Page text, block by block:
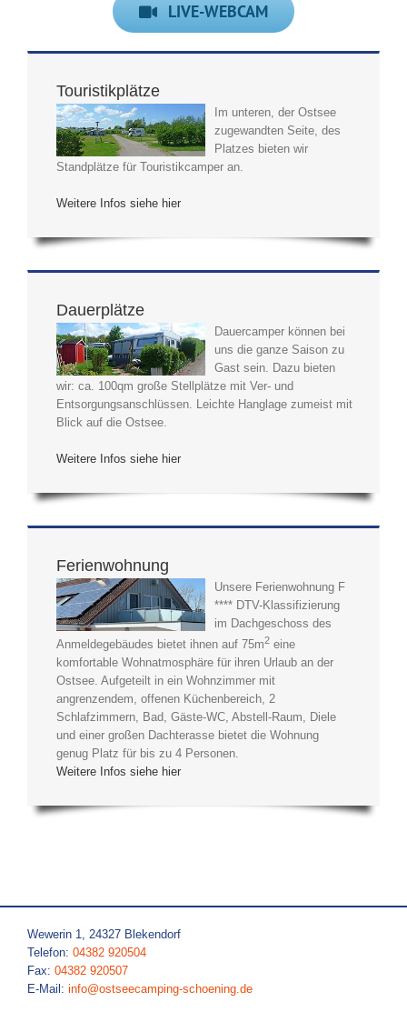
LIVE-WEBCAM
Touristikplätze
Im unteren, der Ostsee
zugewandten Seite, des
Platzes bieten wir
Standplätze für Touristikcamper an.
Weitere Infos siehe hier
Dauerplätze
Dauercamper können bei
uns die ganze Saison zu
Gast sein. Dazu bieten
wir: ca. 100qm große Stellplätze mit Ver- und
Entsorgungsanschlüssen. Leichte Hanglage zumeist mit
Blick auf die Ostsee.
Weitere Infos siehe hier
Ferienwohnung
Unsere Ferienwohnung F
**** DTV-Klassifizierung
im Dachgeschoss des
Anmeldegebäudes bietet ihnen auf 75m2 eine
komfortable Wohnatmosphäre für ihren Urlaub an der
Ostsee. Aufgeteilt in ein Wohnzimmer mit
angrenzendem, offenen Küchenbereich, 2
Schlafzimmern, Bad, Gäste-WC, Abstell-Raum, Diele
und einer großen Dachterasse bietet die Wohnung
genug Platz für bis zu 4 Personen.
Weitere Infos siehe hier
Wewerin 1, 24327 Blekendorf
Telefon: 04382 920504
Fax: 04382 920507
E-Mail: info@ostseecamping-schoening.de